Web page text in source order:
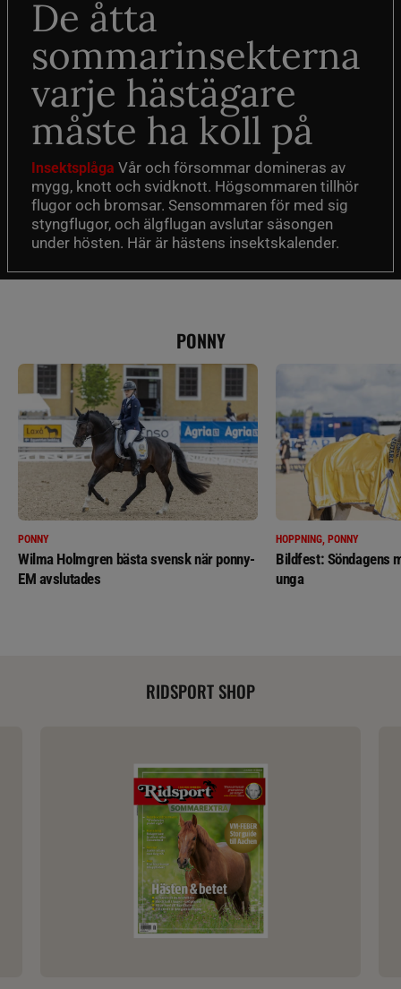
De åtta
sommarinsekterna
varje hästägare
måste ha koll på
Insektsplåga Vår och försommar domineras av
mygg, knott och svidknott. Högsommaren tillhör
flugor och bromsar. Sensommaren för med sig
styngflugor, och älgflugan avslutar säsongen
under hösten. Här är hästens insektskalender.
PONNY
PONNY
Wilma Holmgren bästa svensk när ponny-
EM avslutades
HOPPNING, PONNY
Bildfest: Söndagens
unga
RIDSPORT SHOP